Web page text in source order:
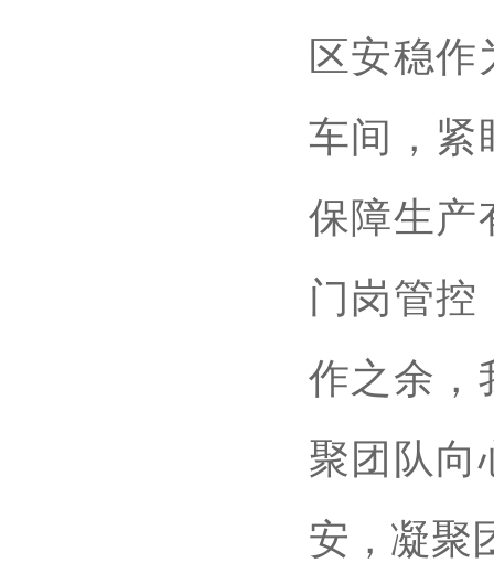
区安稳
车间，紧
保障生产
门岗管控
作之余，
聚团队向
安，凝聚